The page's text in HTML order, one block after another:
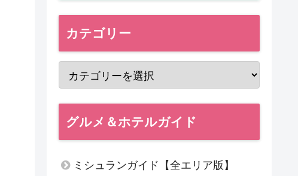
カテゴリー
グルメ＆ホテルガイド
ミシュランガイド【全エリア版】